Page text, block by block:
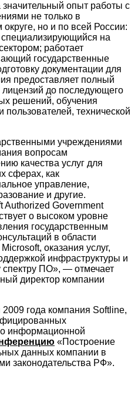
опыт работы с
не только в
но и по всей России:
на
работает
государственные
документации для
предоставляет полный
лицензий до последующего
решений, обучения
пользователей, технической
учреждениями
вопросам
качества услуг для
сферах, как
управление,
и другие.
Authorized Government
о высоком уровне
государственным
в области
оказания услуг,
инфраструктуры и
ПО», — отмечает
директор компании
года компания Softline,
информационной
«Построение
данных компании в
законодательства РФ».